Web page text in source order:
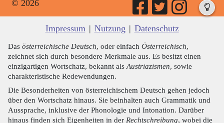
© 2026
Impressum | Nutzung | Datenschutz
Das österreichische Deutsch, oder einfach Österreichisch,
zeichnet sich durch besondere Merkmale aus. Es besitzt einen
einzigartigen Wortschatz, bekannt als Austriazismen, sowie
charakteristische Redewendungen.
Die Besonderheiten von österreichischem Deutsch gehen jedoch
über den Wortschatz hinaus. Sie beinhalten auch Grammatik und
Aussprache, inklusive der Phonologie und Intonation. Darüber
hinaus finden sich Eigenheiten in der Rechtschreibung, wobei die